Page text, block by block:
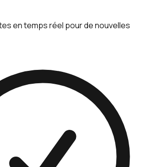
en temps réel pour de nouvelles